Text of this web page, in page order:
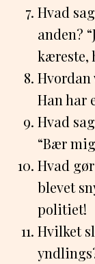
Hvad
anden?
kæreste,
Hvordan
Han har
Hvad
“Bær
Hvad
blevet
politiet!
Hvilket